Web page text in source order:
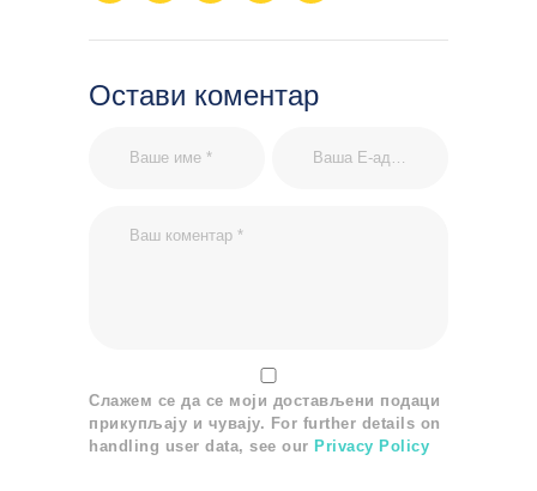
Остави коментар
Слажем се да се моји достављени подаци
прикупљају и чувају. For further details on
handling user data, see our Privacy Policy